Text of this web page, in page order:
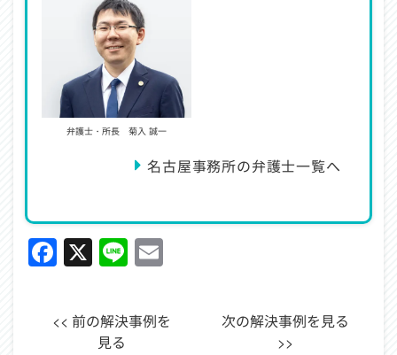
弁護士・所長 菊入 誠一
名古屋事務所の弁護士一覧へ
Facebook
X Line
<< 前の解決事例を
見る
次の解決事例を見る
>>